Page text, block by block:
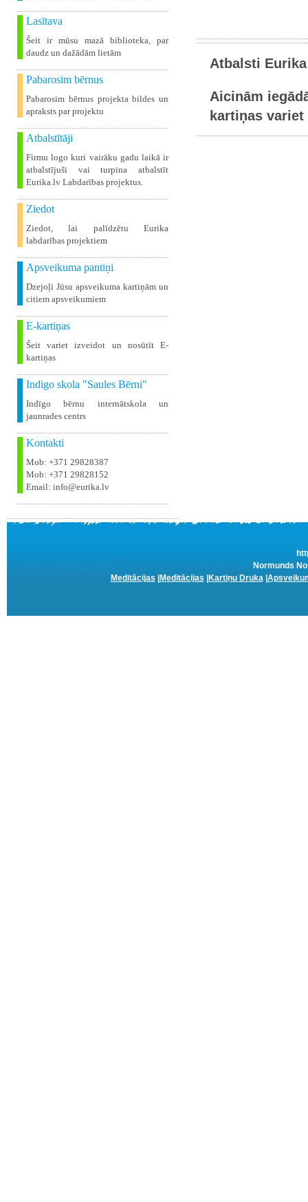
Lasītava
Šeit ir mūsu mazā biblioteka, par
daudz un dažādām lietām
Pabarosim bērnus
Pabarosim bērnus projekta bildes un
apraksts par projektu
Atbalstītāji
Firmu logo kuri vairāku gadu laikā ir
atbalstījuši vai turpina atbalstīt
Eurika.lv Labdarības projektus.
Ziedot
Ziedot, lai palīdzētu Eurika
labdarības projektiem
Apsveikuma pantiņi
Dzejoļi Jūsu apsveikuma kartiņām un
citiem apsveikumiem
E-kartiņas
Šeit variet izveidot un nosūtīt E-
kartiņas
Indigo skola "Saules Bērni"
Indīgo bērnu internātskola un
jaunrades centrs
Kontakti
Mob: +371 29828387
Mob: +371 29828152
Email: info@eurika.lv
Atbalsti
Aicinām
kartiņas variet
Normunds
Meditācijas
Meditācijas Kartiņu Druka|